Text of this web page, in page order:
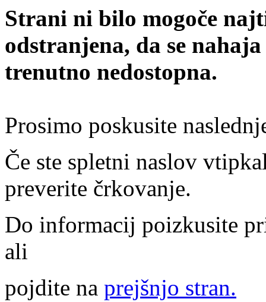
Strani ni bilo mogoče
odstranjena, da se
trenutno nedostopna.
Prosimo poskusite
Če ste spletni naslov
preverite črkovanje.
Do informacij poizkusite
ali
pojdite na prejšnjo stran.